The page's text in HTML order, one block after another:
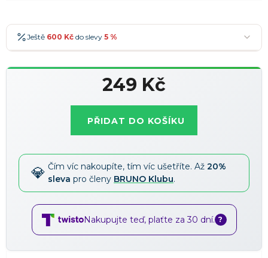
Ještě 600 Kč do slevy 5 %
249 Kč
PŘIDAT DO KOŠÍKU
Čím víc nakoupíte, tím víc ušetříte. Až 20%
sleva pro členy BRUNO Klubu.
Nakupujte teď, plaťte za 30 dní. ?